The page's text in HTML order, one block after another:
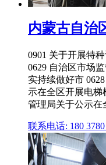
内蒙古自治
0901 关于开展特
0629 自治区市场
实持续做好市
示在全区开展电梯
管理局关于公示在
联系电话: 180 3780